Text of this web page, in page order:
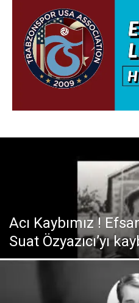
Acı Kaybımız !
Suat Özyazıcı’yı